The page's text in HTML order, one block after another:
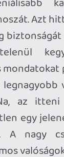
film. A Marvel
ezzel, és egy
azzal,
a bizonyos 19-re,
még
előző bombáját,
Végjáték
óta most
függetlenül a
a
elmaradt, talán
bevett Marveles
baj legyen, nem